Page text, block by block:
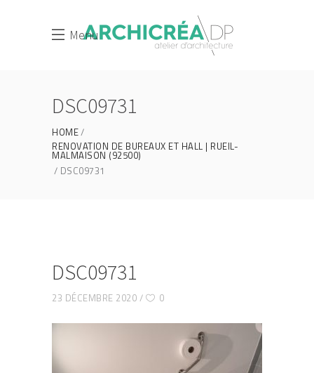
Menu
DSC09731
HOME
RENOVATION DE BUREAUX ET HALL | RUEIL-
MALMAISON (92500)
DSC09731
DSC09731
23 DÉCEMBRE 2020 0